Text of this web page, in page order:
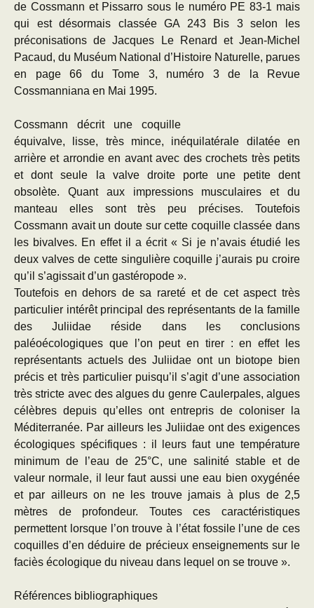
de Cossmann et Pissarro sous le numéro PE 83-1 mais
qui est désormais classée GA 243 Bis 3 selon les
préconisations de Jacques Le Renard et Jean-Michel
Pacaud, du Muséum National d’Histoire Naturelle, parues
en page 66 du Tome 3, numéro 3 de la Revue
Cossmanniana en Mai 1995.
Cossmann décrit une coquille
équivalve, lisse, très mince, inéquilatérale dilatée en
arrière et arrondie en avant avec des crochets très petits
et dont seule la valve droite porte une petite dent
obsolète. Quant aux impressions musculaires et du
manteau elles sont très peu précises. Toutefois
Cossmann avait un doute sur cette coquille classée dans
les bivalves. En effet il a écrit « Si je n’avais étudié les
deux valves de cette singulière coquille j’aurais pu croire
qu’il s’agissait d’un gastéropode ».
Toutefois en dehors de sa rareté et de cet aspect très
particulier intérêt principal des représentants de la famille
des Juliidae réside dans les conclusions
paléoécologiques que l’on peut en tirer : en effet les
représentants actuels des Juliidae ont un biotope bien
précis et très particulier puisqu’il s’agit d’une association
très stricte avec des algues du genre Caulerpales, algues
célèbres depuis qu’elles ont entrepris de coloniser la
Méditerranée. Par ailleurs les Juliidae ont des exigences
écologiques spécifiques : il leurs faut une température
minimum de l’eau de 25°C, une salinité stable et de
valeur normale, il leur faut aussi une eau bien oxygénée
et par ailleurs on ne les trouve jamais à plus de 2,5
mètres de profondeur. Toutes ces caractéristiques
permettent lorsque l’on trouve à l’état fossile l’une de ces
coquilles d’en déduire de précieux enseignements sur le
faciès écologique du niveau dans lequel on se trouve ».
Références bibliographiques